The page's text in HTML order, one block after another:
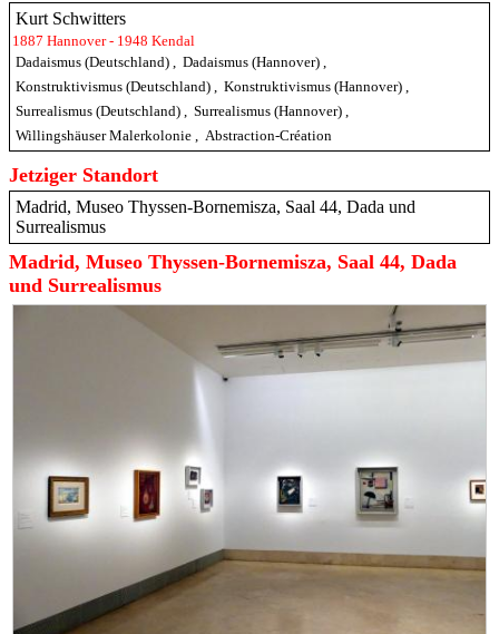
Kurt Schwitters
1887 Hannover - 1948 Kendal
Dadaismus (Deutschland) , Dadaismus (Hannover) ,
Konstruktivismus (Deutschland) , Konstruktivismus (Hannover) ,
Surrealismus (Deutschland) , Surrealismus (Hannover) ,
Willingshäuser Malerkolonie , Abstraction-Création
Jetziger Standort
Madrid, Museo Thyssen-Bornemisza, Saal 44, Dada und
Surrealismus
Madrid, Museo Thyssen-Bornemisza, Saal 44, Dada
und Surrealismus